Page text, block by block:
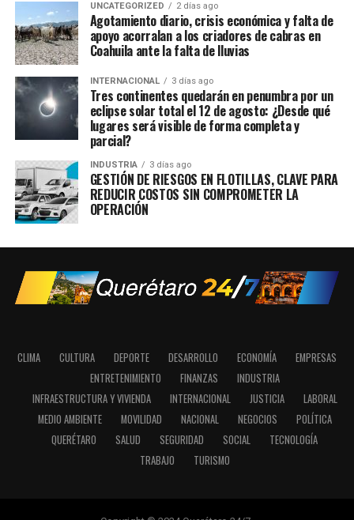
UNCATEGORIZED 2 días ago
Agotamiento diario, crisis económica y falta de
apoyo acorralan a los criadores de cabras en
Coahuila ante la falta de lluvias
INTERNACIONAL 3 días ago
Tres continentes quedarán en penumbra por un
eclipse solar total el 12 de agosto: ¿Desde qué
lugares será visible de forma completa y
parcial?
INDUSTRIA 3 días ago
GESTIÓN DE RIESGOS EN FLOTILLAS, CLAVE PARA
REDUCIR COSTOS SIN COMPROMETER LA
OPERACIÓN
CLIMA CULTURA DEPORTE DESARROLLO ECONOMÍA
EMPRESAS
ENTRETENIMIENTO
FINANZAS
INDUSTRIA
INFRAESTRUCTURA Y VIVIENDA
INTERNACIONAL JUSTICIA
LABORAL
MEDIO AMBIENTE
MOVILIDAD NACIONAL NEGOCIOS
POLÍTICA
QUERÉTARO
SALUD SEGURIDAD SOCIAL
TECNOLOGÍA
TRABAJO
TURISMO